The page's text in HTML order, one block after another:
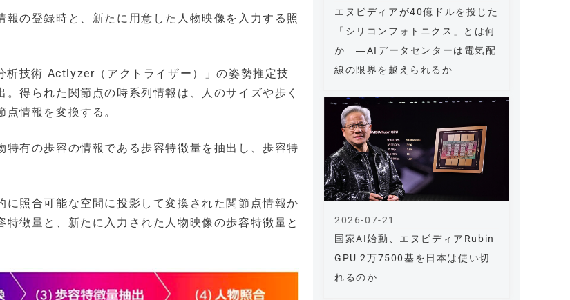
の登録時と、新たに用意した人物映像を入力する照
技術 Actlyzer（アクトライザー）」の姿勢推定技
得られた関節点の時系列情報は、人のサイズや歩く
情報を変換する。
有の歩容の情報である歩容特徴量を抽出し、歩容特
照合可能な空間に投影して変換された関節点情報か
徴量と、新たに入力された人物映像の歩容特徴量と
エヌビディアが40億ドルを投じた
「シリコンフォトニクス」とは何
か ―AIデータセンターは電気配
線の限界を越えられるか
国家AI始動、エヌビディアRubin
GPU 2万7500基を日本は使い切
れるのか
2026-07-21